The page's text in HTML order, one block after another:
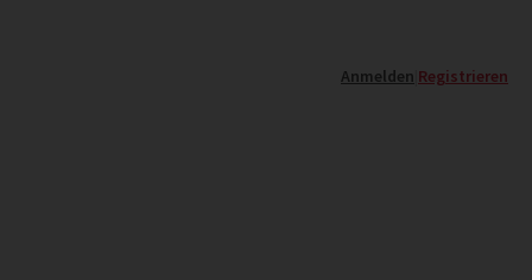
Anmelden Registrieren